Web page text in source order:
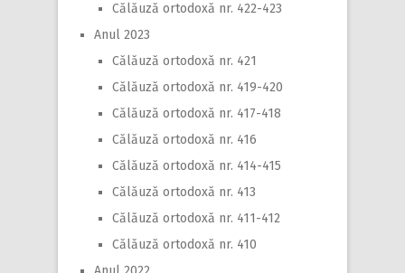
Călăuză ortodoxă nr. 422-423
Anul 2023
Călăuză ortodoxă nr. 421
Călăuză ortodoxă nr. 419-420
Călăuză ortodoxă nr. 417-418
Călăuză ortodoxă nr. 416
Călăuză ortodoxă nr. 414-415
Călăuză ortodoxă nr. 413
Călăuză ortodoxă nr. 411-412
Călăuză ortodoxă nr. 410